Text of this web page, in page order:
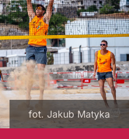
fot. Jakub Matyka